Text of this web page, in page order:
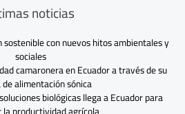
noticias
con nuevos hitos ambientales y
sociales
camaronera en Ecuador a través de su
alimentación sónica
biológicas llega a Ecuador para